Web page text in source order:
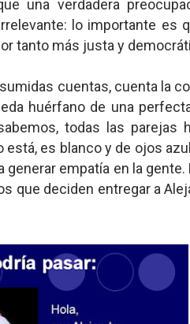
una verdadera
lo importante es
tanto más justa y
cuentas, cuenta la
huérfano de una
todas las parejas
es blanco y de ojos
empatía en la
que deciden entregar a